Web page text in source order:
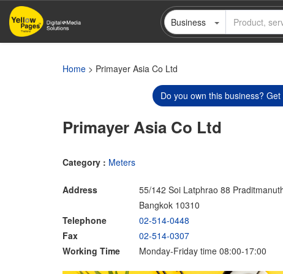
Skip
main
Business
Home > Primayer Asia Co Ltd
Do you own this business?
Primayer Asia Co Ltd
Category : Meters
Address
55/142 Soi Latphrao 88
Bangkok 10310
Telephone
02-514-0448
Fax
02-514-0307
Working Time
Monday-Friday time 08:00-17:00